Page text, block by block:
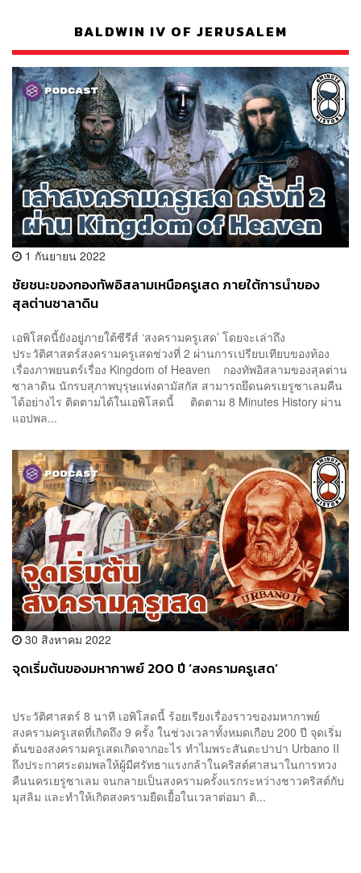
BALDWIN IV OF JERUSALEM
1 กันยายน 2022
ชัยชนะของกองทัพอิสลามเหนือครูเสด ภายใต้การนำของ
สุลต่านซาลาดิน
เอพิโสดนี้ยังอยู่ภายใต้ซีรีส์ ‘สงครามครูเสด’ โดยจะเล่าถึง
ประวัติศาสตร์สงครามครูเสดช่วงที่ 2 ผ่านการเปรียบเทียบของท้อง
เรื่องภาพยนตร์เรื่อง Kingdom of Heaven กองทัพอิสลามของสุลต่าน
ซาลาดิน นักรบสุภาพบุรุษแห่งดามัสกัส สามารถยึดนครเยรูซาเลมคืน
ได้อย่างไร ติดตามได้ในเอพิโสดนี้ ติดตาม 8 Minutes History ผ่าน
แอปพล...
30 สิงหาคม 2022
จุดเริ่มต้นของมหากาพย์ 200 ปี ‘สงครามครูเสด’
ประวัติศาสตร์ 8 นาที เอพิโสดนี้ ร้อยเรียงเรื่องราวของมหากาพย์
สงครามครูเสดที่เกิดถึง 9 ครั้ง ในช่วงเวลาทั้งหมดเกือบ 200 ปี จุดเริ่ม
ต้นของสงครามครูเสดเกิดจากอะไร ทำไมพระสันตะปาปา Urbano II
ถึงประกาศระดมพลให้ผู้มีศรัทธาแรงกล้าในคริสต์ศาสนาในการทวง
คืนนครเยรูซาเลม จนกลายเป็นสงครามครั้งแรกระหว่างชาวคริสต์กับ
มุสลิม และทำให้เกิดสงครามยืดเยื้อในเวลาต่อมา ติ...